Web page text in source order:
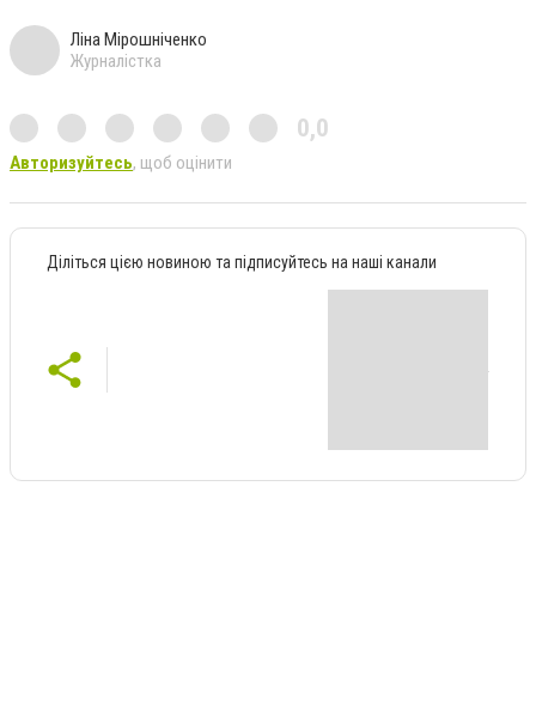
Ліна Мірошніченко
Журналістка
0,0
Авторизуйтесь, щоб оцінити
Діліться цією новиною та підписуйтесь на наші канали